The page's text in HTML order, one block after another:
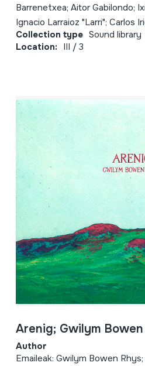
Barrenetxea; Aitor Gabilondo;
Ignacio Larraioz "Larri"; Carlos
Collection type Sound library
Location: III / 3
Arenig; Gwilym
Author
Emaileak: Gwilym Bowen